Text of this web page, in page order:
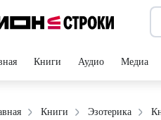
Книги Аудио Медиа
Книги Эзотерика